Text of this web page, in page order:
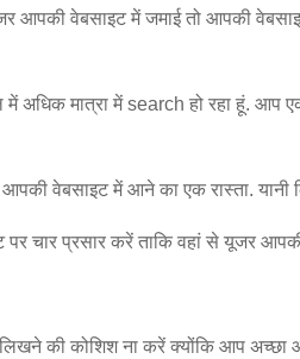
आपकी वेबसाइट में जमाई तो आपकी
अधिक मात्रा में search हो रहा हूं.
वेबसाइट में आने का एक रास्ता. यानी
चार प्रसार करें ताकि वहां से यूजर
की कोशिश ना करें क्योंकि आप अच्छा